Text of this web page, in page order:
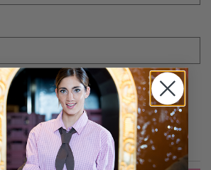
reCAPTCHA geschützt -Google
und
Allgemeine